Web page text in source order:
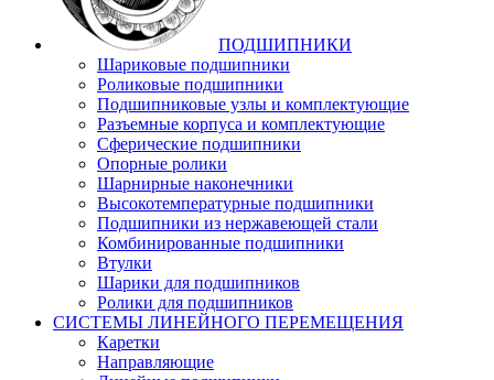
ПОДШИПНИКИ
Шариковые подшипники
Роликовые подшипники
Подшипниковые узлы и комплектующие
Разъемные корпуса и комплектующие
Сферические подшипники
Опорные ролики
Шарнирные наконечники
Высокотемпературные подшипники
Подшипники из нержавеющей стали
Комбинированные подшипники
Втулки
Шарики для подшипников
Ролики для подшипников
СИСТЕМЫ ЛИНЕЙНОГО ПЕРЕМЕЩЕНИЯ
Каретки
Направляющие